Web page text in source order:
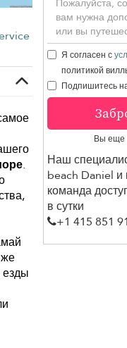
.
езды
Я согласен с
политикой
Подпишитесь
Вы еще
Наш
beach Daniel
команда
в сутки
+1 ​415 851